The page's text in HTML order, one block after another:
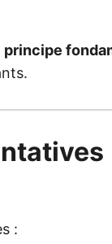
principe
: